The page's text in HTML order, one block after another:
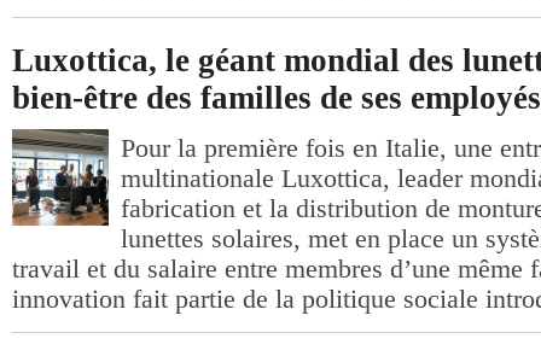
Luxottica, le géant mondial des
bien-être des familles de ses employés
Pour la première fois en Italie, une
multinationale Luxottica, leader
fabrication et la distribution de
lunettes solaires, met en place un
travail et du salaire entre membres d’une même
innovation fait partie de la politique sociale